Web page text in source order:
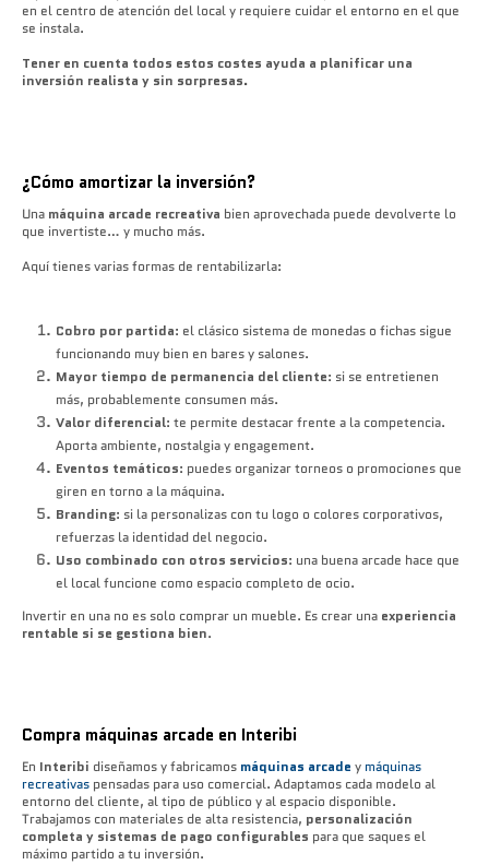
en el centro de atención del local y requiere cuidar el entorno en el que
se instala.
Tener en cuenta todos estos costes ayuda a planificar una
inversión realista y sin sorpresas.
¿Cómo amortizar la inversión?
Una máquina arcade recreativa bien aprovechada puede devolverte lo
que invertiste… y mucho más.
Aquí tienes varias formas de rentabilizarla:
Cobro por partida: el clásico sistema de monedas o fichas sigue
funcionando muy bien en bares y salones.
Mayor tiempo de permanencia del cliente: si se entretienen
más, probablemente consumen más.
Valor diferencial: te permite destacar frente a la competencia.
Aporta ambiente, nostalgia y engagement.
Eventos temáticos: puedes organizar torneos o promociones que
giren en torno a la máquina.
Branding: si la personalizas con tu logo o colores corporativos,
refuerzas la identidad del negocio.
Uso combinado con otros servicios: una buena arcade hace que
el local funcione como espacio completo de ocio.
Invertir en una no es solo comprar un mueble. Es crear una experiencia
rentable si se gestiona bien.
Compra máquinas arcade en Interibi
En Interibi diseñamos y fabricamos máquinas arcade y máquinas
recreativas pensadas para uso comercial. Adaptamos cada modelo al
entorno del cliente, al tipo de público y al espacio disponible.
Trabajamos con materiales de alta resistencia, personalización
completa y sistemas de pago configurables para que saques el
máximo partido a tu inversión.